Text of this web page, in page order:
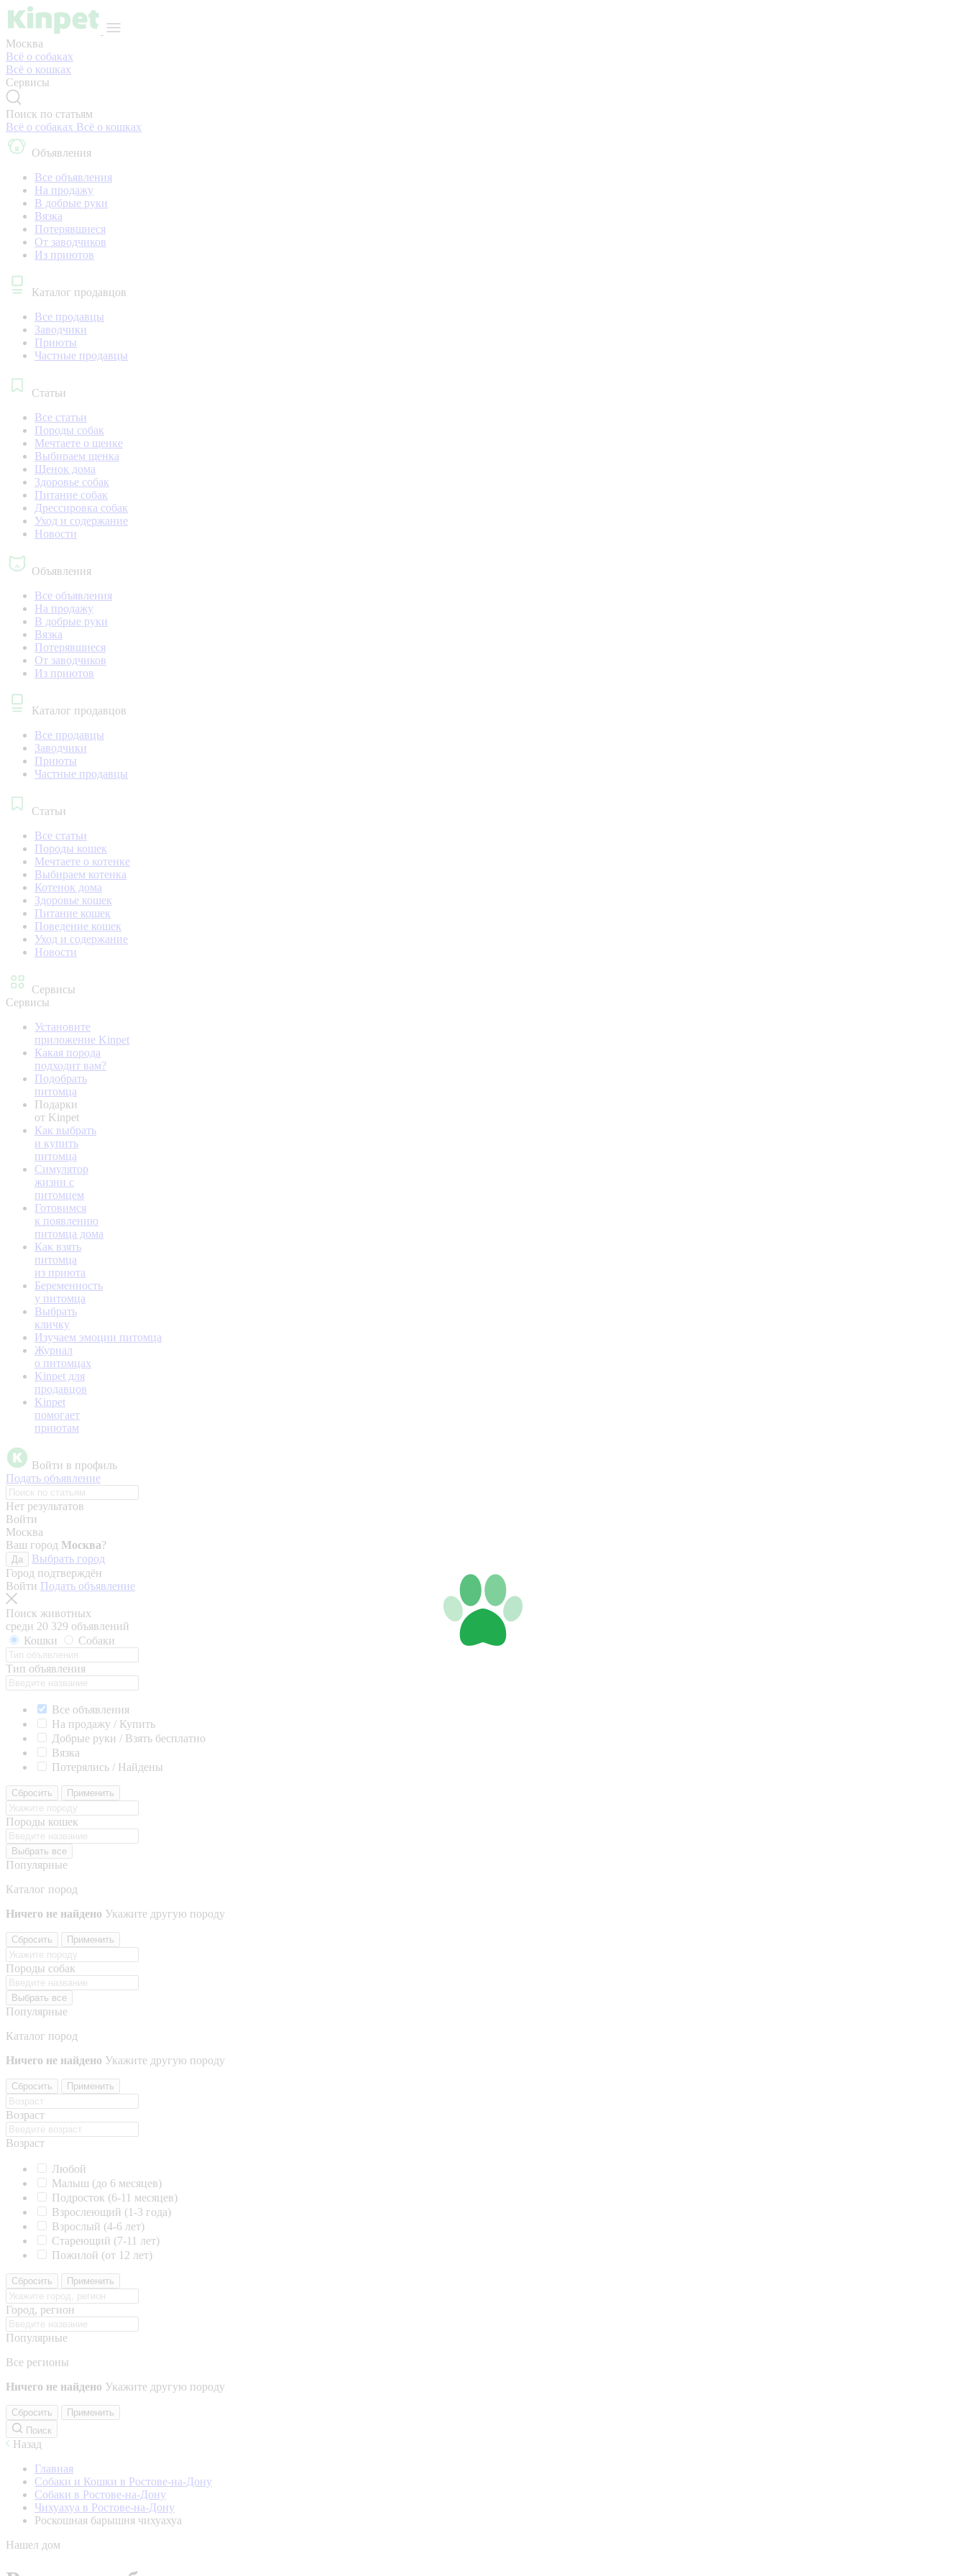
Москва
Всё о собаках
Всё о кошках
Сервисы
Поиск по статьям
Всё о собаках Всё о кошках
Объявления
Все объявления
На продажу
В добрые руки
Вязка
Потерявшиеся
От заводчиков
Из приютов
Каталог продавцов
Все продавцы
Заводчики
Приюты
Частные продавцы
Статьи
Все статьи
Породы собак
Мечтаете о щенке
Выбираем щенка
Щенок дома
Здоровье собак
Питание собак
Дрессировка собак
Уход и содержание
Новости
Объявления
Все объявления
На продажу
В добрые руки
Вязка
Потерявшиеся
От заводчиков
Из приютов
Каталог продавцов
Все продавцы
Заводчики
Приюты
Частные продавцы
Статьи
Все статьи
Породы кошек
Мечтаете о котенке
Выбираем котенка
Котенок дома
Здоровье кошек
Питание кошек
Поведение кошек
Уход и содержание
Новости
Сервисы
Сервисы
Установите
приложение Kinpet
Какая порода
подходит вам?
Подобрать
питомца
Подарки
от Kinpet
Как выбрать
и купить
питомца
Симулятор
жизни с
питомцем
Готовимся
к появлению
питомца дома
Как взять
питомца
из приюта
Беременность
у питомца
Выбрать
кличку
Изучаем эмоции питомца
Журнал
о питомцах
Kinpet для
продавцов
Kinpet
помогает
приютам
Войти в профиль
Подать объявление
Нет результатов
Войти
Москва
Ваш город Москва?
Да
Выбрать город
Город подтверждён
Войти Подать объявление
Поиск животных
среди 20 329 объявлений
Кошки
Собаки
Тип объявления
Все объявления
На продажу / Купить
Добрые руки / Взять бесплатно
Вязка
Потерялись / Найдены
Сбросить Применить
Породы кошек
Выбрать все
Популярные
Каталог пород
Ничего не найдено Укажите другую породу
Сбросить Применить
Породы собак
Выбрать все
Популярные
Каталог пород
Ничего не найдено Укажите другую породу
Сбросить Применить
Возраст
Возраст
Любой
Малыш (до 6 месяцев)
Подросток (6-11 месяцев)
Взрослеющий (1-3 года)
Взрослый (4-6 лет)
Стареющий (7-11 лет)
Пожилой (от 12 лет)
Сбросить Применить
Город, регион
Популярные
Все регионы
Ничего не найдено Укажите другую породу
Сбросить
Применить
Поиск
Назад
Главная
Собаки и Кошки в Ростове-на-Дону
Собаки в Ростове-на-Дону
Чихуахуа в Ростове-на-Дону
Роскошная барышня чихуахуа
Нашел дом